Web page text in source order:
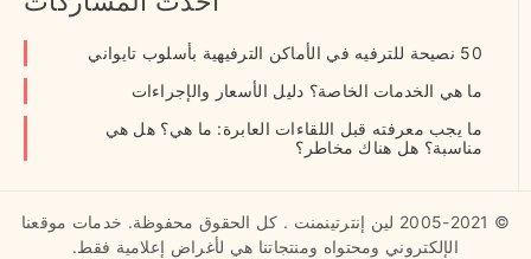
50 نصيحة للترفيه في الأماكن الترفيهية بأسلوب تايواني
ما هي الخدمات الخاصة؟ دليل الأسعار والإجراءات
ما يجب معرفته قبل اللقاءات العابرة: ما هي؟ هل هي
مناسبة؟ هل هناك مخاطر؟
© 2005-2021 لين إنترتينمنت . كل الحقوق محفوظة. خدمات موقعنا
الإلكتروني ومحتواه ومنتجاتنا هي لأغراض إعلامية فقط.